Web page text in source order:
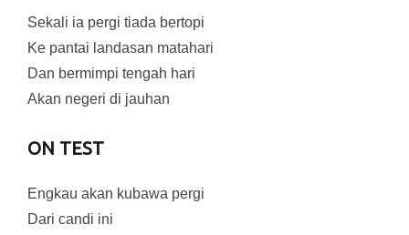
Sekali ia pergi tiada bertopi
Ke pantai landasan matahari
Dan bermimpi tengah hari
Akan negeri di jauhan
ON TEST
Engkau akan kubawa pergi
Dari candi ini